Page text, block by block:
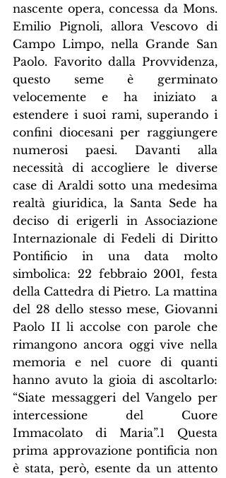
nascente opera, concessa da Mons.
Emilio Pignoli, allora Vescovo di
Campo Limpo, nella Grande San
Paolo. Favorito dalla Provvidenza,
questo seme è germinato
velocemente e ha iniziato a
estendere i suoi rami, superando i
confini diocesani per raggiungere
numerosi paesi. Davanti alla
necessità di accogliere le diverse
case di Araldi sotto una medesima
realtà giuridica, la Santa Sede ha
deciso di erigerli in Associazione
Internazionale di Fedeli di Diritto
Pontificio in una data molto
simbolica: 22 febbraio 2001, festa
della Cattedra di Pietro. La mattina
del 28 dello stesso mese, Giovanni
Paolo II li accolse con parole che
rimangono ancora oggi vive nella
memoria e nel cuore di quanti
hanno avuto la gioia di ascoltarlo:
“Siate messaggeri del Vangelo per
intercessione del Cuore
Immacolato di Maria”.1 Questa
prima approvazione pontificia non
è stata, però, esente da un attento